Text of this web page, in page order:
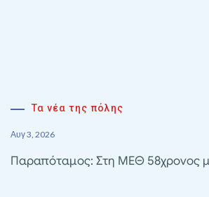
Τα νέα της πόλης
Αυγ 3, 2026
Παραπόταμος: Στη ΜΕΘ 58χρονος